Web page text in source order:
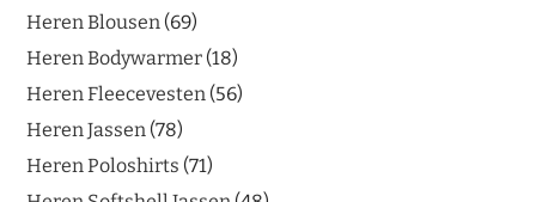
Heren Blousen 69
Heren Bodywarmer 18
Heren Fleecevesten 56
Heren Jassen 78
Heren Poloshirts 71